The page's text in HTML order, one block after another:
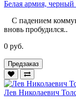
Белая армия, черный
С падением
вновь пробудился..
0 руб.
Предзаказ
Лев Николаевич